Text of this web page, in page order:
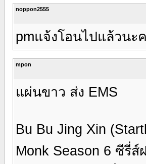
noppon2555
pmแจ้งโอนไปแล้วนะ
mpon
แผ่นขาว ส่ง EMS
Bu Bu Jing Xin
Monk Season 6 ซีรี่